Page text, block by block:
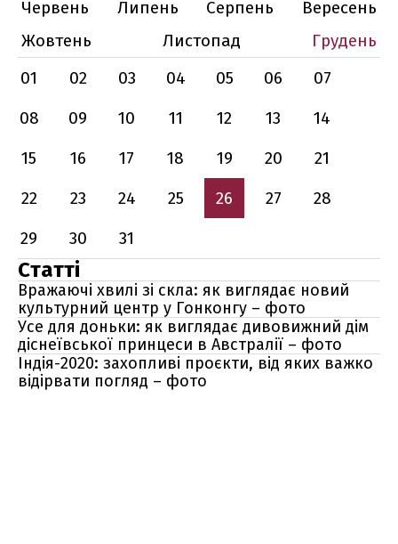
Червень
Липень Серпень
Вересень
Жовтень
Листопад
Грудень
01
02 03 04 05 06
07
08
09 10 11 12 13
14
15
16 17 18 19 20
21
22
23 24 25 26 27
28
29
30 31
Статті
Вражаючі хвилі зі скла: як виглядає новий
культурний центр у Гонконгу – фото
Усе для доньки: як виглядає дивовижний дім
діснеївської принцеси в Австралії – фото
Індія-2020: захопливі проєкти, від яких важко
відірвати погляд – фото